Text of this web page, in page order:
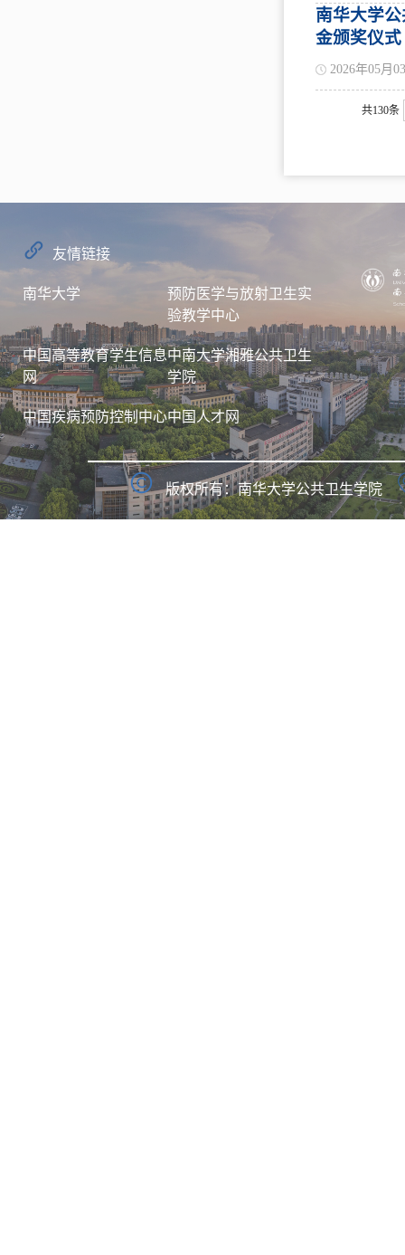
南华大学
金颁奖仪式
2026年05月
共130条
友情链接
南华大学
预防医学与放射卫生实
验教学中心
中国高等教育学生信息
网
中南大学湘雅公共卫生
学院
中国疾病预防控制中心中国人才网
版权所有：南华大学公共卫生学院